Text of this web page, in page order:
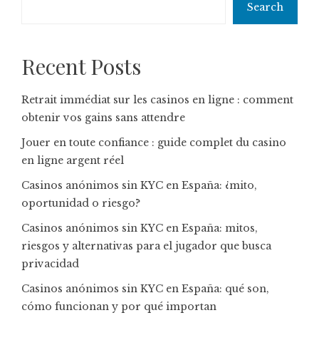
Search
Recent Posts
Retrait immédiat sur les casinos en ligne : comment
obtenir vos gains sans attendre
Jouer en toute confiance : guide complet du casino
en ligne argent réel
Casinos anónimos sin KYC en España: ¿mito,
oportunidad o riesgo?
Casinos anónimos sin KYC en España: mitos,
riesgos y alternativas para el jugador que busca
privacidad
Casinos anónimos sin KYC en España: qué son,
cómo funcionan y por qué importan